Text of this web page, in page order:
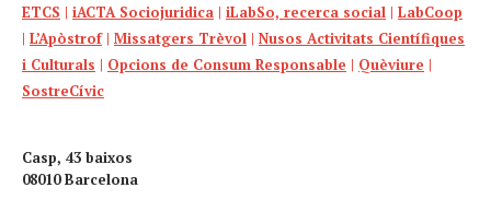
ETCS | iACTA Sociojuridica | iLabSo, recerca social | LabCoop
| L’Apòstrof| Missatgers Trèvol | Nusos Activitats Científiques
i Culturals | Opcions de Consum Responsable | Quèviure |
SostreCívic
Casp, 43 baixos
08010 Barcelona